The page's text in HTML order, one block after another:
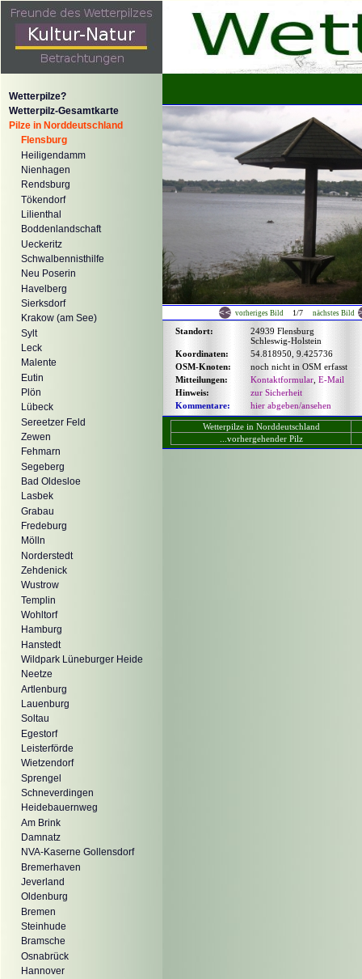
Wetterpilze?
Wetterpilz-Gesamtkarte
Pilze in Norddeutschland
Flensburg
Heiligendamm
Nienhagen
Rendsburg
Tökendorf
Lilienthal
Boddenlandschaft
Ueckeritz
Schwalbennisthilfe
Neu Poserin
Havelberg
Sierksdorf
Krakow (am See)
Sylt
Leck
Malente
Eutin
Plön
Lübeck
Sereetzer Feld
Zewen
Fehmarn
Segeberg
Bad Oldesloe
Lasbek
Grabau
Fredeburg
Mölln
Norderstedt
Zehdenick
Wustrow
Templin
Wohltorf
Hamburg
Hanstedt
Wildpark Lüneburger Heide
Neetze
Artlenburg
Lauenburg
Soltau
Egestorf
Leisterförde
Wietzendorf
Sprengel
Schneverdingen
Heidebauernweg
Am Brink
Damnatz
NVA-Kaserne Gollensdorf
Bremerhaven
Jeverland
Oldenburg
Bremen
Steinhude
Bramsche
Osnabrück
Hannover
vorheriges Bild 1/7 nächstes Bild
Standort:
24939 Flensburg
Schleswig-Holstein
Koordinaten:
54.818950, 9.425736
OSM-Knoten:
noch nicht in OSM erfasst
Mitteilungen:
Kontaktformular E-Mail
Hinweis:
zur Sicherheit
Kommentare:
hier abgeben/ansehen
Wetterpilze in Norddeutschland
...vorhergehender Pilz